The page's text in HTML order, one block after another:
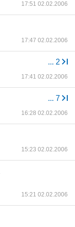
17:51 02.02.2006
17:47 02.02.2006
... 2
17:41 02.02.2006
... 7
16:28 02.02.2006
15:23 02.02.2006
15:21 02.02.2006